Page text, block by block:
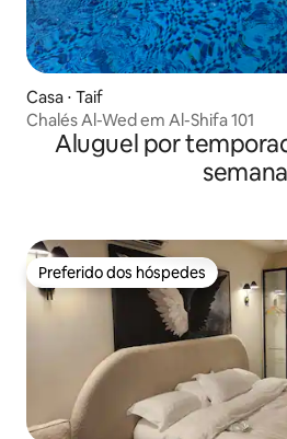
Casa ⋅ Taif
Chalés Al-Wed em Al-Shifa 101
Aluguel por
semana
Preferido dos hóspedes
Preferido dos hóspedes